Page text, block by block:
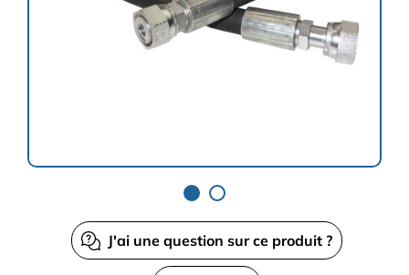
J'ai une question sur ce produit ?